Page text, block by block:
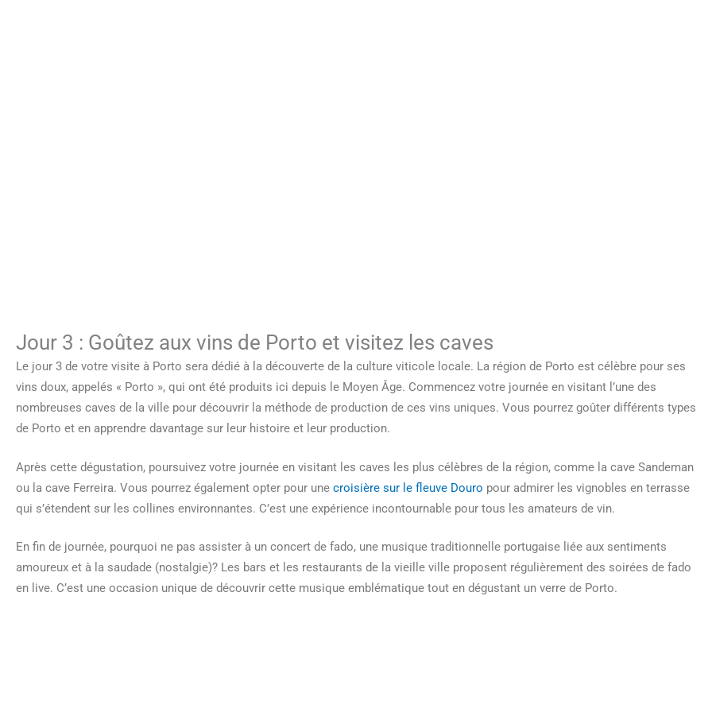
Jour 3 : Goûtez aux vins de Porto et visitez les caves
Le jour 3 de votre visite à Porto sera dédié à la découverte de la culture viticole locale. La région de Porto est célèbre pour ses
vins doux, appelés « Porto », qui ont été produits ici depuis le Moyen Âge. Commencez votre journée en visitant l’une des
nombreuses caves de la ville pour découvrir la méthode de production de ces vins uniques. Vous pourrez goûter différents types
de Porto et en apprendre davantage sur leur histoire et leur production.
Après cette dégustation, poursuivez votre journée en visitant les caves les plus célèbres de la région, comme la cave Sandeman
ou la cave Ferreira. Vous pourrez également opter pour une croisière sur le fleuve Douro pour admirer les vignobles en terrasse
qui s’étendent sur les collines environnantes. C’est une expérience incontournable pour tous les amateurs de vin.
En fin de journée, pourquoi ne pas assister à un concert de fado, une musique traditionnelle portugaise liée aux sentiments
amoureux et à la saudade (nostalgie)? Les bars et les restaurants de la vieille ville proposent régulièrement des soirées de fado
en live. C’est une occasion unique de découvrir cette musique emblématique tout en dégustant un verre de Porto.